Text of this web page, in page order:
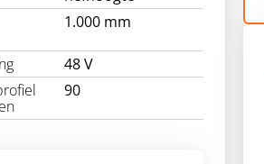
1.000 mm
48 V
90